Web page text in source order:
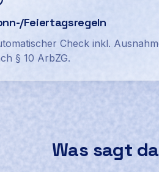
Feiertagsregeln
Check inkl.
§ 10 ArbZG.
Was sagt